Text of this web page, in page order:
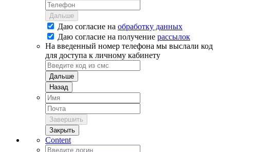
Дальше
Даю согласие на обработку данных
Даю согласие на получение рассылок
На введенный номер телефона мы выслали код
для доступа к личному кабинету
Дальше
Назад
Завершить
Закрыть
Content